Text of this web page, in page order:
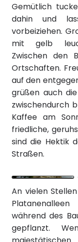
Gemütlich
dahin und
vorbeiziehen.
mit gelb
Zwischen den
Ortschaften.
auf den
grüßen auch
zwischendurch
Kaffee am
friedliche,
sind die Hektik
Straßen.
An vielen
während des
gepflanzt.